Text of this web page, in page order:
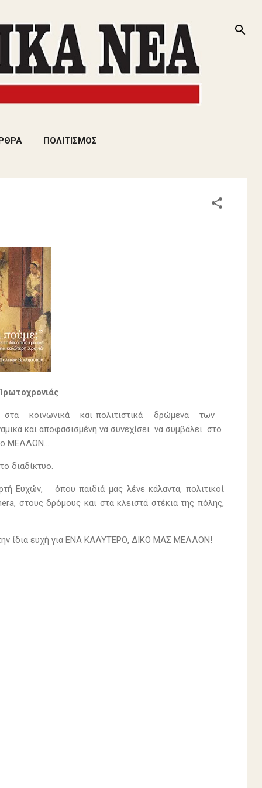
ΠΟΛΙΤΙΣΜΟΣ
κοινωνικά και πολιτιστικά δρώμενα των
και αποφασισμένη να συνεχίσει να συμβάλει στο
το ΜΕΛΛΟΝ…
διαδίκτυο.
όπου παιδιά μας λένε κάλαντα, πολιτικοί
στους δρόμους και στα κλειστά στέκια της πόλης,
ίδια ευχή για ENA ΚΑΛΥΤΕΡΟ, ΔΙΚΟ ΜΑΣ ΜΕΛΛΟΝ!